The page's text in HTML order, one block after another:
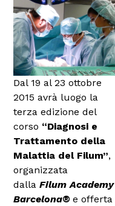
Dal 19 al 23 ottobre
2015 avrà luogo la
terza edizione del
corso “Diagnosi e
Trattamento della
Malattia del Filum”,
organizzata
dallaFilum Academy
Barcelona® e offerta